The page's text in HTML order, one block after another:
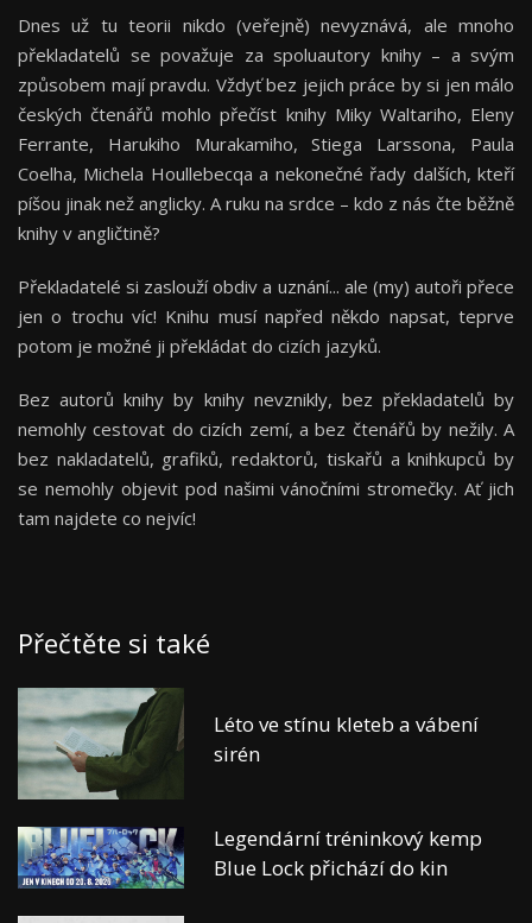
Dnes už tu teorii nikdo (veřejně) nevyznává, ale mnoho
překladatelů se považuje za spoluautory knihy – a svým
způsobem mají pravdu. Vždyť bez jejich práce by si jen málo
českých čtenářů mohlo přečíst knihy Miky Waltariho, Eleny
Ferrante, Harukiho Murakamiho, Stiega Larssona, Paula
Coelha, Michela Houllebecqa a nekonečné řady dalších, kteří
píšou jinak než anglicky. A ruku na srdce – kdo z nás čte běžně
knihy v angličtině?
Překladatelé si zaslouží obdiv a uznání... ale (my) autoři přece
jen o trochu víc! Knihu musí napřed někdo napsat, teprve
potom je možné ji překládat do cizích jazyků.
Bez autorů knihy by knihy nevznikly, bez překladatelů by
nemohly cestovat do cizích zemí, a bez čtenářů by nežily. A
bez nakladatelů, grafiků, redaktorů, tiskařů a knihkupců by
se nemohly objevit pod našimi vánočními stromečky. Ať jich
tam najdete co nejvíc!
Přečtěte si také
Léto ve stínu kleteb a vábení
sirén
Legendární tréninkový kemp
Blue Lock přichází do kin